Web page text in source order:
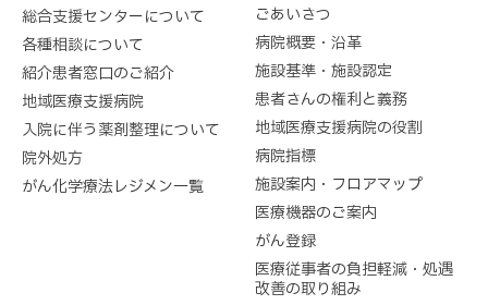
総合支援センターについて
各種相談について
紹介患者窓口のご紹介
地域医療支援病院
入院に伴う薬剤整理について
院外処方
がん化学療法レジメン一覧
ごあいさつ
病院概要・沿革
施設基準・施設認定
患者さんの権利と義務
地域医療支援病院の役割
病院指標
施設案内・フロアマップ
医療機器のご案内
がん登録
医療従事者の負担軽減・処遇
改善の取り組み